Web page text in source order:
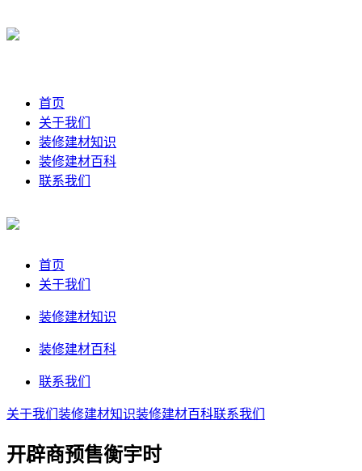
首页
关于我们
装修建材知识
装修建材百科
联系我们
首页
关于我们
装修建材知识
装修建材百科
联系我们
关于我们 装修建材知识装修建材百科联系我们
开辟商预售衡宇时